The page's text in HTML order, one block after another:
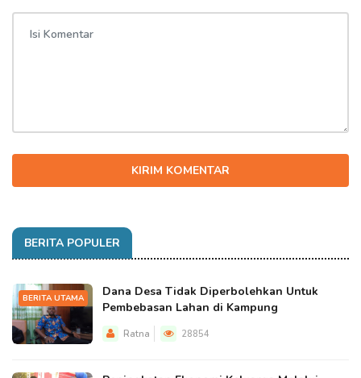
KIRIM KOMENTAR
BERITA POPULER
BERITA UTAMA
Dana Desa Tidak Diperbolehkan Untuk
Pembebasan Lahan di Kampung
Ratna 28854